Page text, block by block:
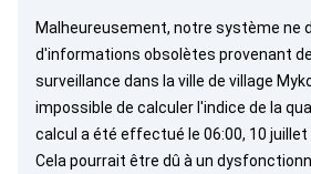
Malheureusement, notre système ne
d'informations obsolètes provenant
surveillance dans la ville de village
impossible de calculer l'indice de la
calcul a été effectué le 06:00, 10 juillet
Cela pourrait être dû à un